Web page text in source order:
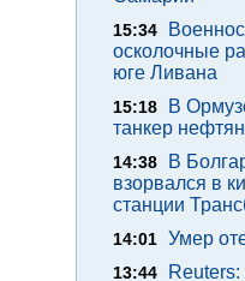
15:34
осколочные
юге Ливана
15:18
В
танкер
14:38
В
взорвался в
станции
14:01 Умер
13:44